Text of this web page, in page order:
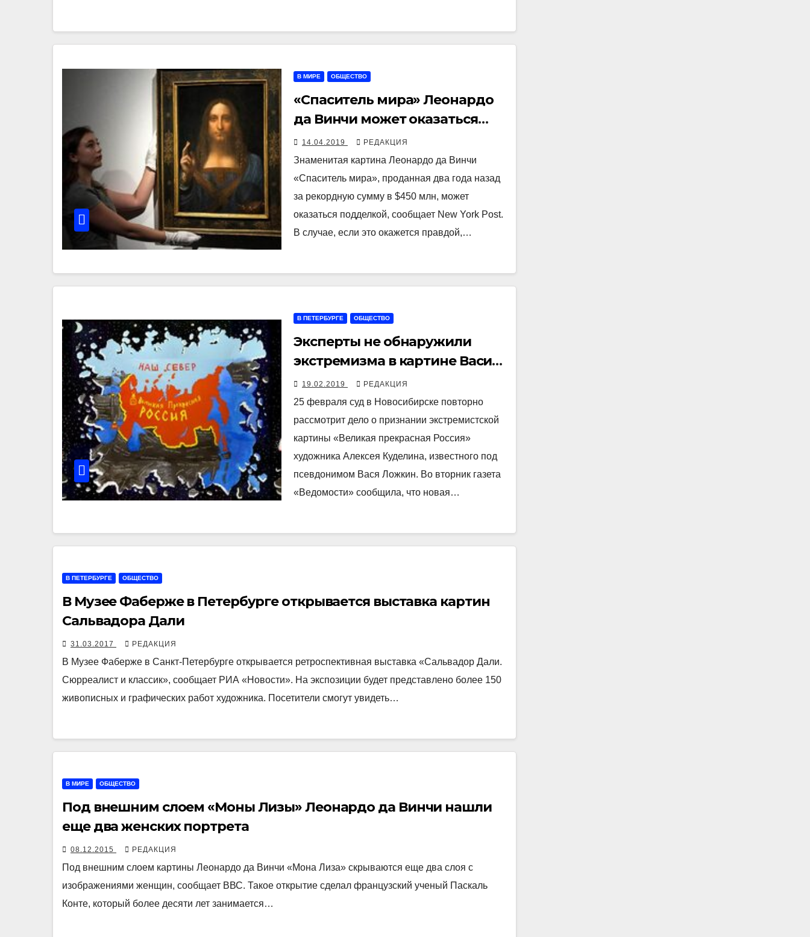
В МИРЕ ОБЩЕСТВО
«Спаситель мира» Леонардо
да Винчи может оказаться
подделкой
14.04.2019 РЕДАКЦИЯ
Знаменитая картина Леонардо да Винчи
«Спаситель мира», проданная два года назад
за рекордную сумму в $450 млн, может
оказаться подделкой, сообщает New York Post.
В случае, если это окажется правдой,…
В ПЕТЕРБУРГЕ ОБЩЕСТВО
Эксперты не обнаружили
экстремизма в картине Васи
Ложкина «Великая
прекрасная Россия»
19.02.2019 РЕДАКЦИЯ
25 февраля суд в Новосибирске повторно
рассмотрит дело о признании экстремистской
картины «Великая прекрасная Россия»
художника Алексея Куделина, известного под
псевдонимом Вася Ложкин. Во вторник газета
«Ведомости» сообщила, что новая…
В ПЕТЕРБУРГЕ ОБЩЕСТВО
В Музее Фаберже в Петербурге открывается выставка картин
Сальвадора Дали
31.03.2017 РЕДАКЦИЯ
В Музее Фаберже в Санкт-Петербурге открывается ретроспективная выставка «Сальвадор Дали.
Сюрреалист и классик», сообщает РИА «Новости». На экспозиции будет представлено более 150
живописных и графических работ художника. Посетители смогут увидеть…
В МИРЕ ОБЩЕСТВО
Под внешним слоем «Моны Лизы» Леонардо да Винчи нашли
еще два женских портрета
08.12.2015 РЕДАКЦИЯ
Под внешним слоем картины Леонардо да Винчи «Мона Лиза» скрываются еще два слоя с
изображениями женщин, сообщает ВВС. Такое открытие сделал французский ученый Паскаль
Конте, который более десяти лет занимается…